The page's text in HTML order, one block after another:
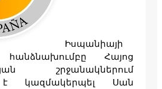
Իսպանիայի
Հայոց
շրջանակներում
է կազմակերպել Սան